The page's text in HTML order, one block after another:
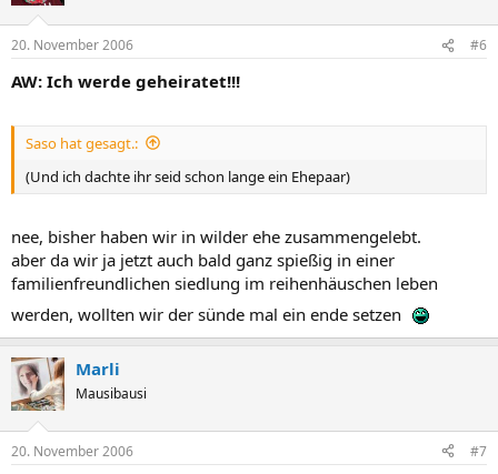
20. November 2006 #6
AW: Ich werde geheiratet!!!
Saso hat gesagt.:
(Und ich dachte ihr seid schon lange ein Ehepaar)
nee, bisher haben wir in wilder ehe zusammengelebt.
aber da wir ja jetzt auch bald ganz spießig in einer
familienfreundlichen siedlung im reihenhäuschen leben
werden, wollten wir der sünde mal ein ende setzen
Marli
Mausibausi
20. November 2006 #7